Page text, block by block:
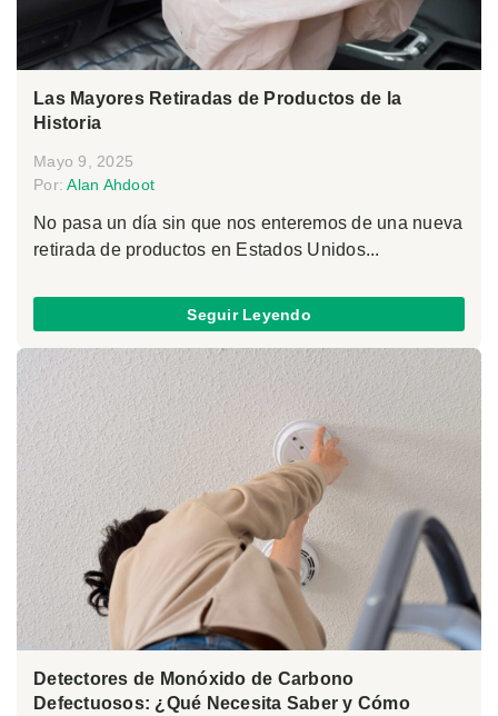
Las Mayores Retiradas de Productos de la
Historia
Mayo 9, 2025
Por:Alan Ahdoot
No pasa un día sin que nos enteremos de una nueva
retirada de productos en Estados Unidos...
Seguir Leyendo
Detectores de Monóxido de Carbono
Defectuosos: ¿Qué Necesita Saber y Cómo